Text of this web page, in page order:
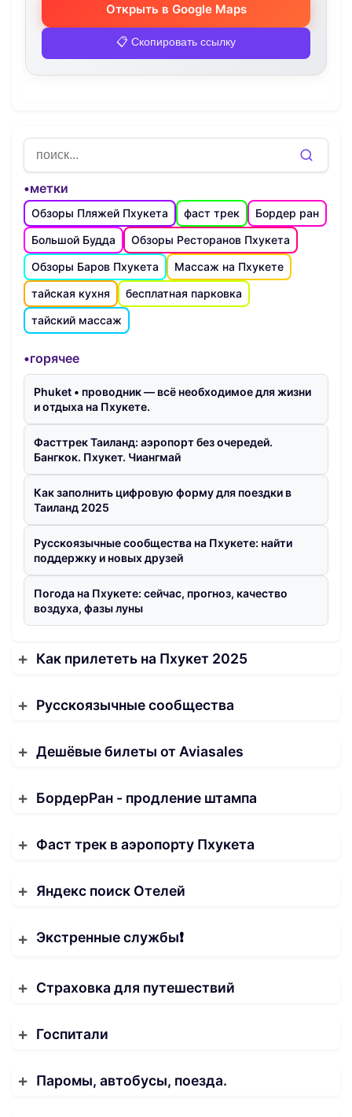
Открыть в Google Maps
📋 Скопировать ссылку
•метки
Обзоры Пляжей Пхукета фаст трек
Бордер ран
Большой Будда
Обзоры Ресторанов Пхукета
Обзоры Баров Пхукета
Массаж на Пхукете
тайская кухня
бесплатная парковка
тайский массаж
•горячее
Phuket • проводник — всё необходимое для жизни
и отдыха на Пхукете.
Фасттрек Таиланд: аэропорт без очередей.
Бангкок. Пхукет. Чиангмай
Как заполнить цифровую форму для поездки в
Таиланд 2025
Русскоязычные сообщества на Пхукете: найти
поддержку и новых друзей
Погода на Пхукете: сейчас, прогноз, качество
воздуха, фазы луны
Как прилететь на Пхукет 2025
Русскоязычные сообщества
Дешёвые билеты от Aviasales
БордерРан - продление штампа
Фаст трек в аэропорту Пхукета
Яндекс поиск Отелей
Экстренные службы❗️
Страховка для путешествий
Госпитали
Паромы, автобусы, поезда.